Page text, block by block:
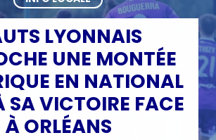
LYONNAIS
UNE MONTÉE
EN NATIONAL
SA VICTOIRE FACE
À ORLÉANS